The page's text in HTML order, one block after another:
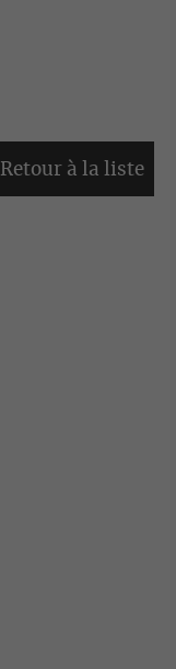
Retour à la liste